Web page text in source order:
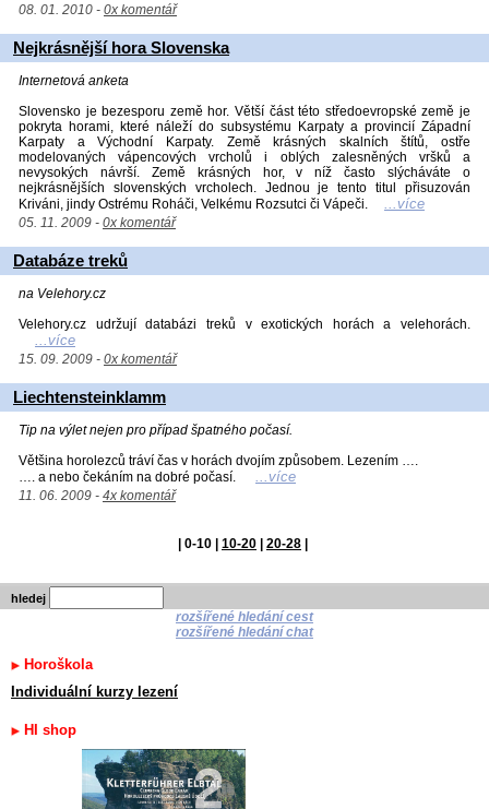
08. 01. 2010 - 0x komentář
Nejkrásnější hora Slovenska
Internetová anketa
Slovensko je bezesporu země hor. Větší část této středoevropské země je
pokryta horami, které náleží do subsystému Karpaty a provincií Západní
Karpaty a Východní Karpaty. Země krásných skalních štítů, ostře
modelovaných vápencových vrcholů i oblých zalesněných vršků a
nevysokých návrší. Země krásných hor, v níž často slýcháváte o
nejkrásnějších slovenských vrcholech. Jednou je tento titul přisuzován
Kriváni, jindy Ostrému Roháči, Velkému Rozsutci či Vápeči.
...více
05. 11. 2009 - 0x komentář
Databáze treků
na Velehory.cz
Velehory.cz udržují databázi treků v exotických horách a velehorách.
...více
15. 09. 2009 - 0x komentář
Liechtensteinklamm
Tip na výlet nejen pro případ špatného počasí.
Většina horolezců tráví čas v horách dvojím způsobem. Lezením ….
…. a nebo čekáním na dobré počasí.
...více
11. 06. 2009 - 4x komentář
| 0-10 | 10-20 | 20-28 |
hledej
rozšířené hledání cest
rozšířené hledání chat
Horoškola
Individuální kurzy lezení
HI shop